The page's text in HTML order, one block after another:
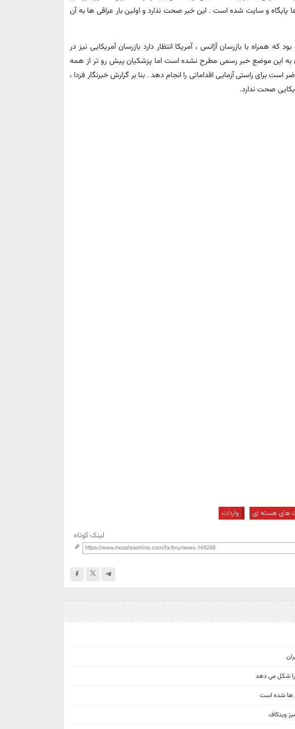
ها پایگاه و سایت شده است . این خبر صحت ندارد و اولین بار عراقی ها به آن
همراه با بازرسان آژانس ، آمریکا انتظار دارد بازرسان آمریکایی نیز در
به این موضع خبر رسمی مطرح نشده است اما پزشکیان پیش رو تر از همه
است برای راستی آزمایی اقداماتی را انجام دهد . بنا بر گزارش خبرنگار فردا ،
صحت ندارد.
های هسته ای واردات
لینک کوتاه
را شکل می دهد
ها شده است
ویتکاف